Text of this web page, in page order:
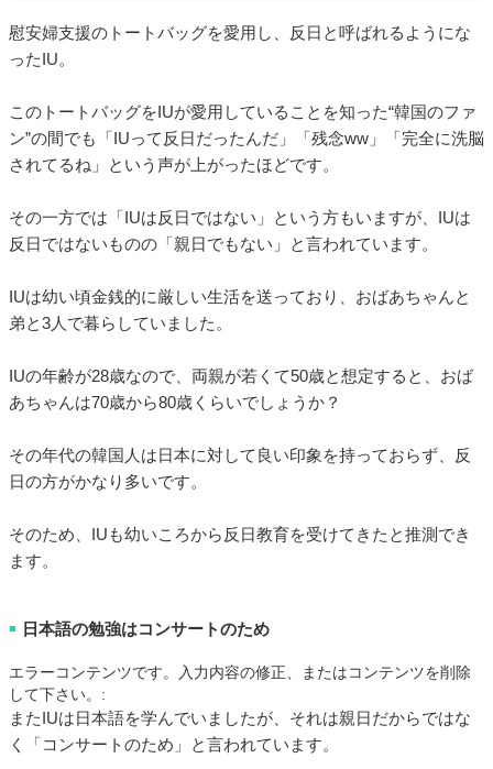
慰安婦支援のトートバッグを愛用し、反日と呼ばれるようにな
ったIU。
このトートバッグをIUが愛用していることを知った“韓国のファ
ン”の間でも「IUって反日だったんだ」「残念ww」「完全に洗脳
されてるね」という声が上がったほどです。
その一方では「IUは反日ではない」という方もいますが、IUは
反日ではないものの「親日でもない」と言われています。
IUは幼い頃金銭的に厳しい生活を送っており、おばあちゃんと
弟と3人で暮らしていました。
IUの年齢が28歳なので、両親が若くて50歳と想定すると、おば
あちゃんは70歳から80歳くらいでしょうか？
その年代の韓国人は日本に対して良い印象を持っておらず、反
日の方がかなり多いです。
そのため、IUも幼いころから反日教育を受けてきたと推測でき
ます。
■ 日本語の勉強はコンサートのため
エラーコンテンツです。入力内容の修正、またはコンテンツを削除
して下さい。:
またIUは日本語を学んでいましたが、それは親日だからではな
く「コンサートのため」と言われています。